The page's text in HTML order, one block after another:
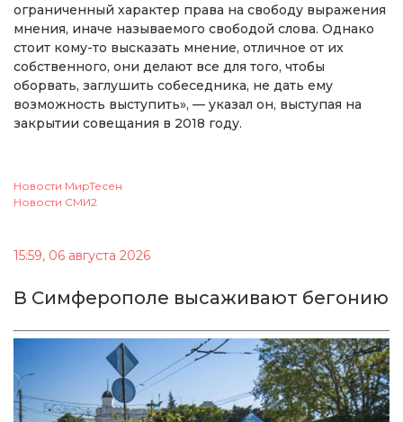
ограниченный характер права на свободу выражения
мнения, иначе называемого свободой слова. Однако
стоит кому-то высказать мнение, отличное от их
собственного, они делают все для того, чтобы
оборвать, заглушить собеседника, не дать ему
возможность выступить», — указал он, выступая на
закрытии совещания в 2018 году.
Новости МирТесен
Новости СМИ2
15:59, 06 августа 2026
В Симферополе высаживают бегонию